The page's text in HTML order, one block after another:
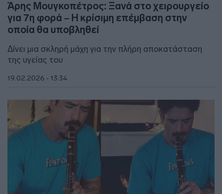
Άρης Μουγκοπέτρος: Ξανά στο χειρουργείο
για 7η φορά – Η κρίσιμη επέμβαση στην
οποία θα υποβληθεί
Δίνει μια σκληρή μάχη για την πλήρη αποκατάσταση
της υγείας του
19.02.2026 - 13:34